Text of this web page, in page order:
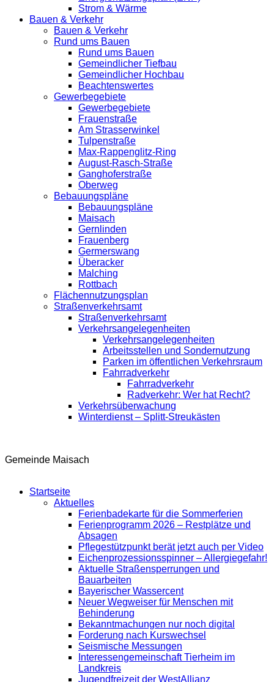
Strom & Wärme
Bauen & Verkehr
Bauen & Verkehr
Rund ums Bauen
Rund ums Bauen
Gemeindlicher Tiefbau
Gemeindlicher Hochbau
Beachtenswertes
Gewerbegebiete
Gewerbegebiete
Frauenstraße
Am Strasserwinkel
Tulpenstraße
Max-Rappenglitz-Ring
August-Rasch-Straße
Ganghoferstraße
Oberweg
Bebauungspläne
Bebauungspläne
Maisach
Gernlinden
Frauenberg
Germerswang
Überacker
Malching
Rottbach
Flächennutzungsplan
Straßenverkehrsamt
Straßenverkehrsamt
Verkehrsangelegenheiten
Verkehrsangelegenheiten
Arbeitsstellen und Sondernutzung
Parken im öffentlichen Verkehrsraum
Fahrradverkehr
Fahrradverkehr
Radverkehr: Wer hat Recht?
Verkehrsüberwachung
Winterdienst – Splitt-Streukästen
Gemeinde Maisach
Startseite
Aktuelles
Ferienbadekarte für die Sommerferien
Ferienprogramm 2026 – Restplätze und
Absagen
Pflegestützpunkt berät jetzt auch per Video
Eichenprozessionsspinner – Allergiegefahr!
Aktuelle Straßensperrungen und
Bauarbeiten
Bayerischer Wassercent
Neuer Wegweiser für Menschen mit
Behinderung
Bekanntmachungen nur noch digital
Forderung nach Kurswechsel
Seismische Messungen
Interessengemeinschaft Tierheim im
Landkreis
Jugendfreizeit der WestAllianz